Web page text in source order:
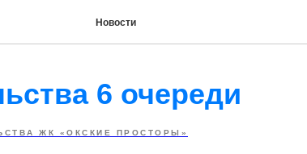
Новости
6 очереди
ЖК «ОКСКИЕ ПРОСТОРЫ»